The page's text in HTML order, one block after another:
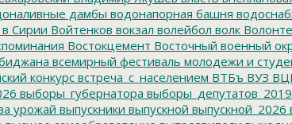
дамбы водонапорная башня
Сирии Войтенков вокзал волейбол волк
Востокцемент Восточный военный
всемирный фестиваль молодежи и
конкурсвстреча_с_населением ВТБъ ВУЗ
выборы_губернатора выборы_депутатов_2019
урожай выпускники выпускной выпускной_2026